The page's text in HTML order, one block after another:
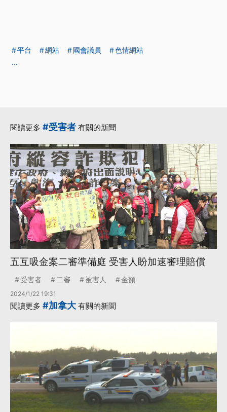
平台 網站 國會議員
色情網站
...
閱讀更多 #受害者 有關的新聞
五互吸金案二審準備庭 受害人盼加速審理賠償
受害者 二審 被害人 金額
2024/1/22 19:31
閱讀更多 #加拿大 有關的新聞